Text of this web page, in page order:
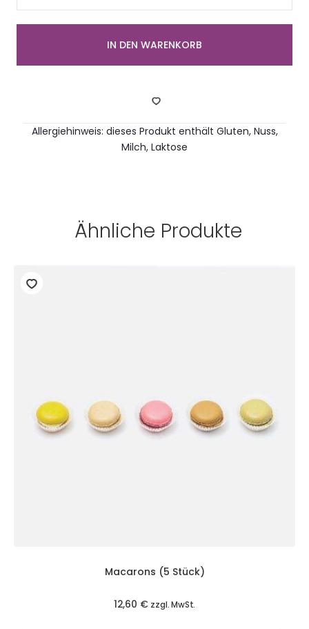
(4
Stück)
IN DEN WARENKORB
Allergiehinweis: dieses Produkt enthält Gluten, Nuss,
Milch, Laktose
Ähnliche Produkte
Macarons (5 Stück)
12,60 € zzgl. MwSt.